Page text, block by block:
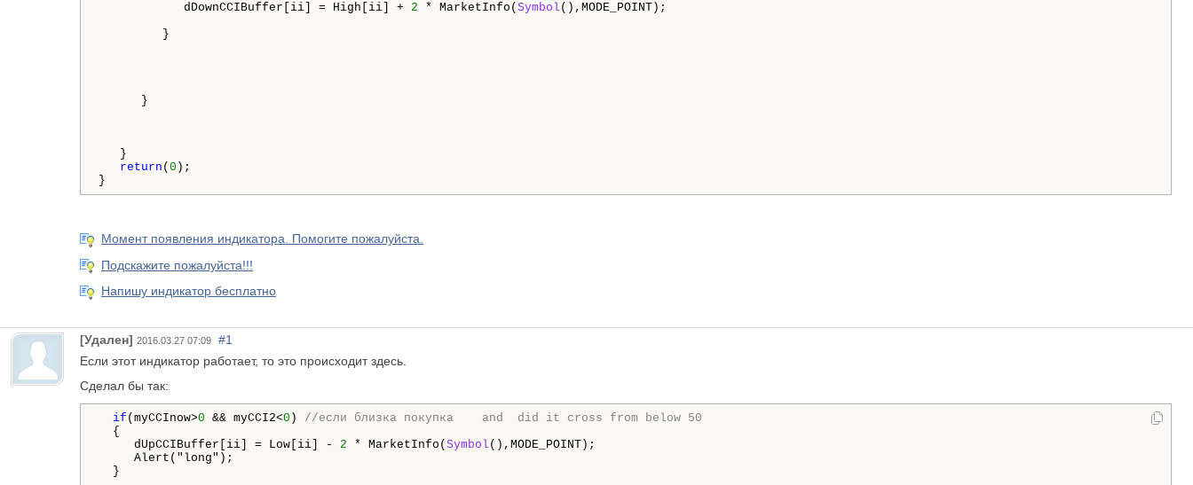
dDownCCIBuffer[ii] = High[ii] + 2 * MarketInfo( Symbol (),MODE_POINT);
}
}
}
return ( 0 );
Момент появления индикатора. Помогите пожалуйста.
Подскажите пожалуйста!!!
Напишу индикатор бесплатно
[Удален] 2016.03.27 07:09
#1
Если этот индикатор работает, то это происходит здесь.
Сделал бы так:
if (myCCInow>0 && myCCI2<0 ) //если близка покупка
    and
did it cross from below 50
{
dUpCCIBuffer[ii] = Low[ii] - 2 * MarketInfo( Symbol (),MODE_POINT);
     Alert("long");
}